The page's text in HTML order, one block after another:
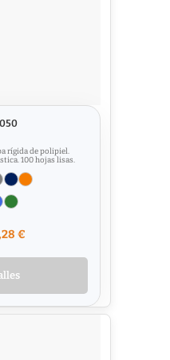
rígida de polipiel.
100 hojas lisas.
€